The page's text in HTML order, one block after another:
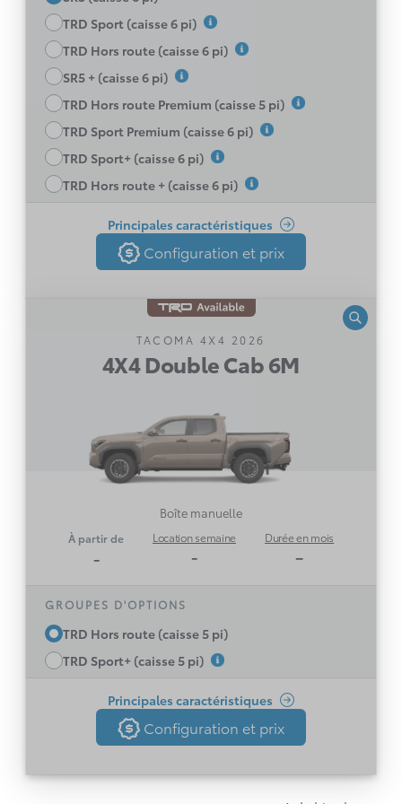
TRD Sport (caisse 6 pi)
TRD Hors route (caisse 6 pi)
SR5 + (caisse 6 pi)
TRD Hors route Premium (caisse 5 pi)
TRD Sport Premium (caisse 6 pi)
TRD Sport+ (caisse 6 pi)
TRD Hors route + (caisse 6 pi)
Configuration et prix
Principales caractéristiques
Roues de 17 po en alliage
Climatisation à commande manuelle
Écran multifonction TFT de 7 po
Caisse de 6 pieds avec taquets d’arrimage et
hayon arrière verrouillable renforcé facile à
abaisser et à relever
réglages manuels
Sièges avant chauffants
Moniteur d’angles morts avec alerte de
Voir toutes les caractéristiques
Retour
Configuration et prix
TACOMA 4X4 2026
4X4 Double Cab 6M
Boîte manuelle
À partir de
-
Location semaine
-
Durée en mois
–
GROUPES D'OPTIONS
TRD Hors route (caisse 5 pi)
TRD Sport+ (caisse 5 pi)
Configuration et prix
Principales caractéristiques
4X4 Double Cab 6M
Boîte manuelle
270 ch et un couple de 310 lb-pi
Boîte manuelle 6 rapports, 4RM temporaires
Système multimédia Toyota à écran de 8 po
ans; dépend de la disponibilité d’un réseau
ans; dépend de la disponibilité d’un réseau
, Remote Connect (essai de 3 ans)
2
et
Compatibilité Apple CarPlay
et Android
Sélecteur multiterrain
Toyota Safety Sense 3.0
Roues de 17 po hors route en alliage
Pneus BF Goodrich Trail Terrain et
Voir toutes les caractéristiques
Retour
Configuration et prix